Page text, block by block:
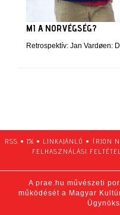
MI A NORVÉGSÉG?
Retrospektív: Jan Vardøen:
RSS • 1% • LINKAJÁNLÓ • ÍRJON
FELHASZNÁLÁSI
A prae.hu művészeti
működését a Magyar